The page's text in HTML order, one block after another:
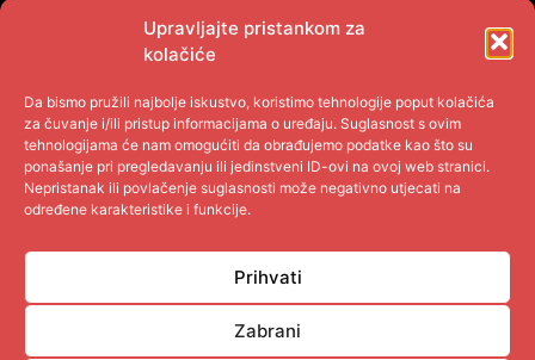
Upravljajte pristankom za
kolačiće
Da bismo pružili najbolje iskustvo, koristimo tehnologije poput kolačića
za čuvanje i/ili pristup informacijama o uređaju. Suglasnost s ovim
tehnologijama će nam omogućiti da obrađujemo podatke kao što su
ponašanje pri pregledavanju ili jedinstveni ID-ovi na ovoj web stranici.
Nepristanak ili povlačenje suglasnosti može negativno utjecati na
određene karakteristike i funkcije.
Prihvati
Zabrani